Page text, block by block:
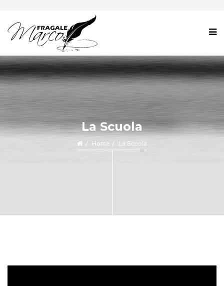
La Scuola
Home La Scuola